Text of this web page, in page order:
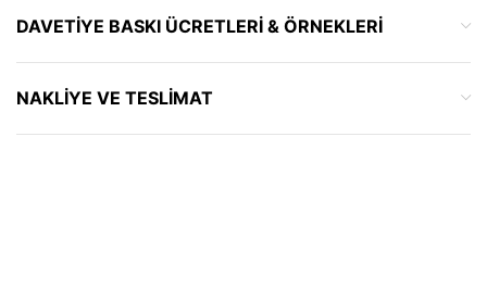
DAVETIYE BASKI ÜCRETLERI & ÖRNEKLERI
NAKLIYE VE TESLIMAT